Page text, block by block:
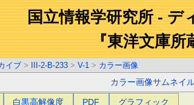
国立情報学研究所 - デ
『東洋文庫所
イブ > III-2-B-233 > V-1 > カラー画像
カラー画像サムネイ
白黒高解像度 PDF グラフィック